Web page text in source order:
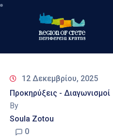
Περιφέρεια
&
Δράσεις
Ψηφιακές
12 Δεκεμβρίου, 2025
Προκηρύξεις - Διαγωνισμοί
By
Soula Zotou
0